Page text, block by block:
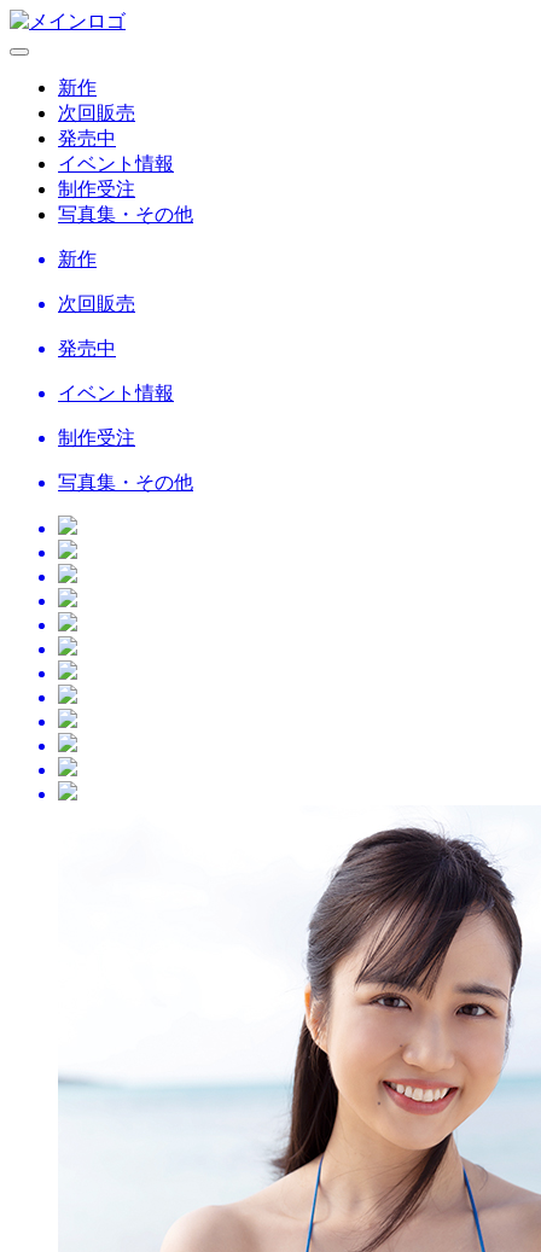
新作
次回販売
発売中
イベント情報
制作受注
写真集・その他
新作
次回販売
発売中
イベント情報
制作受注
写真集・その他